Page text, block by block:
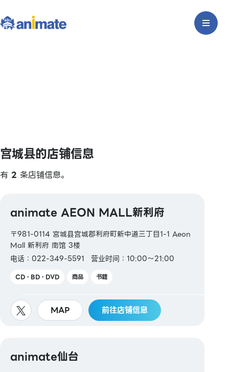
宫城县的店铺信息
有 2 条店铺信息。
animate AEON MALL新利府
〒981-0114 宮城县宫城郡利府町新中道三丁目1-1 Aeon
Mall 新利府 南馆 3楼
电话：022-349-5591
营业时间：10:00～21:00
CD・BD・DVD 商品 书籍
MAP 前往店铺信息
animate仙台